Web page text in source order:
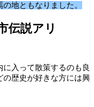
地ともなりました。
伝説アリ
入って散策するのも良
の歴史が好きな方には興